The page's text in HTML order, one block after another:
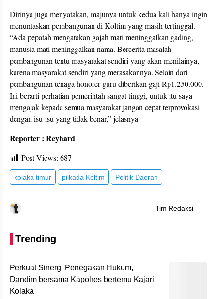
Dirinya juga menyatakan, majunya untuk kedua kali hanya ingin
menuntaskan pembangunan di Koltim yang masih tertinggal.
“Ada pepatah mengatakan gajah mati meninggalkan gading,
manusia mati meninggalkan nama. Bercerita masalah
pembangunan tentu masyarakat sendiri yang akan menilainya,
karena masyarakat sendiri yang merasakannya. Selain dari
pembangunan tenaga honorer guru diberikan gaji Rp1.250.000.
Ini berarti perhatian pemerintah sangat tinggi, untuk itu saya
mengajak kepada semua masyarakat jangan cepat terprovokasi
dengan isu-isu yang tidak benar,” jelasnya.
Reporter : Reyhard
Post Views: 687
kolaka timur pilkada Koltim Politik Daerah
Tim Redaksi
Trending
Perkuat Sinergi Penegakan Hukum,
Dandim bersama Kapolres bertemu Kajari
Kolaka